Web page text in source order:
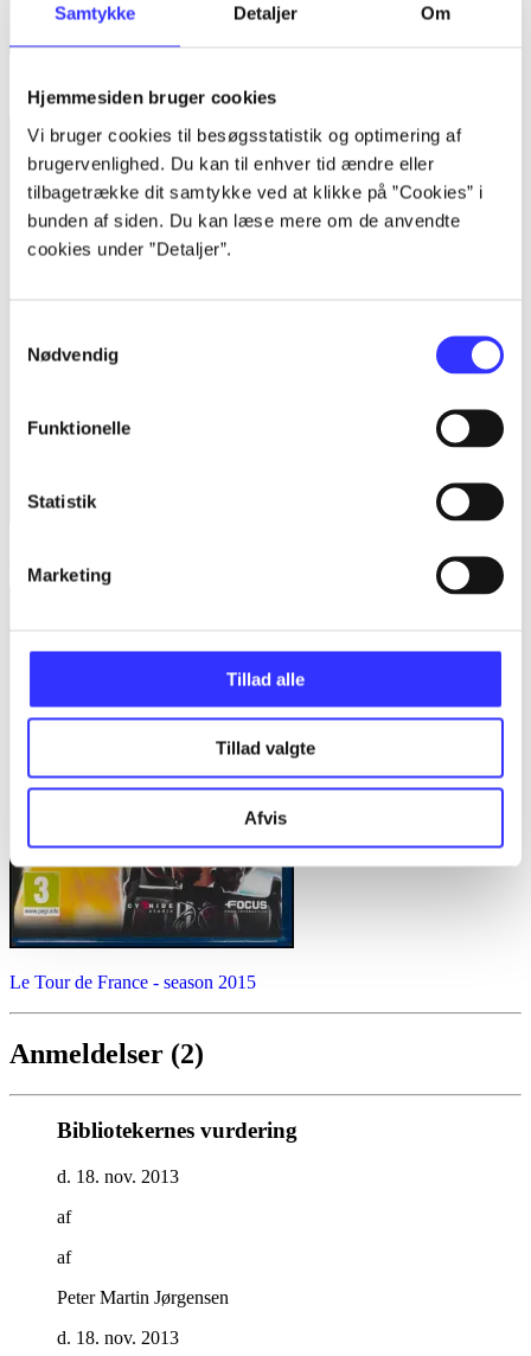
Samtykke Detaljer Om
Hjemmesiden bruger cookies
Vi bruger cookies til besøgsstatistik og optimering af
brugervenlighed. Du kan til enhver tid ændre eller
tilbagetrække dit samtykke ved at klikke på ”Cookies” i
bunden af siden. Du kan læse mere om de anvendte
cookies under ”Detaljer”.
Nødvendig
Funktionelle
Statistik
Marketing
Tillad alle
Tillad valgte
Afvis
Sacred 3
Le Tour de France - season 2015
Anmeldelser (2)
Bibliotekernes vurdering
d. 18. nov. 2013
af
af
Peter Martin Jørgensen
d. 18. nov. 2013